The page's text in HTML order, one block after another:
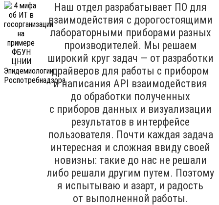
Наш отдел разрабатывает ПО для
взаимодействия с дорогостоящими
лабораторными приборами разных
производителей. Мы решаем
широкий круг задач — от разработки
драйверов для работы с прибором
и написания API взаимодействия
до обработки полученных
с приборов данных и визуализации
результатов в интерфейсе
пользователя. Почти каждая задача
интересная и сложная ввиду своей
новизны: такие до нас не решали
либо решали другим путем. Поэтому
я испытываю и азарт, и радость
от выполненной работы.